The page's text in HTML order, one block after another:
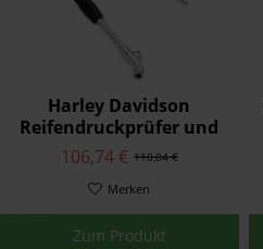
Harley Davidson
Reifendruckprüfer und
Füllventil 12700096A
110,04 €
106,74 €
Merken
Zum Produkt